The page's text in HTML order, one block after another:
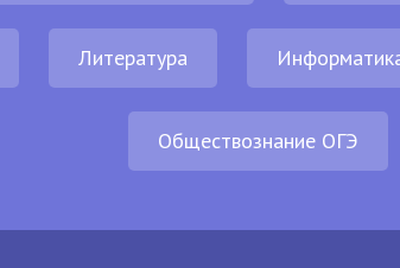
Литература
Обществознание ОГЭ